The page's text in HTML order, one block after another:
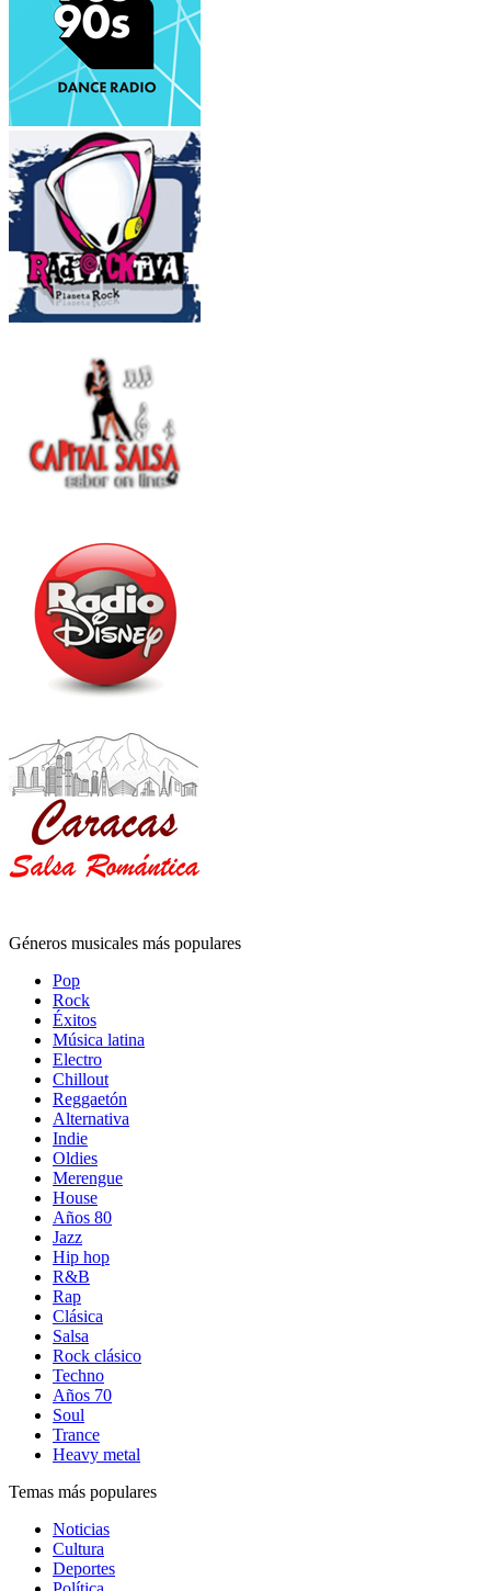
Géneros musicales más populares
Pop
Rock
Éxitos
Música latina
Electro
Chillout
Reggaetón
Alternativa
Indie
Oldies
Merengue
House
Años 80
Jazz
Hip hop
R&B
Rap
Clásica
Salsa
Rock clásico
Techno
Años 70
Soul
Trance
Heavy metal
Temas más populares
Noticias
Cultura
Deportes